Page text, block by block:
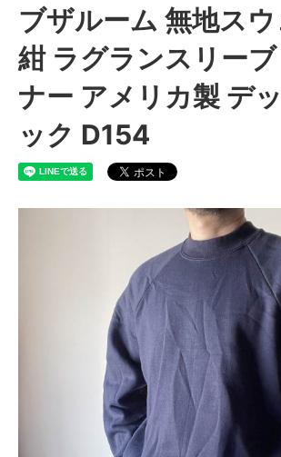
ブザルーム 無地ス
紺 ラグランスリー
ナー アメリカ製 デ
ック D154